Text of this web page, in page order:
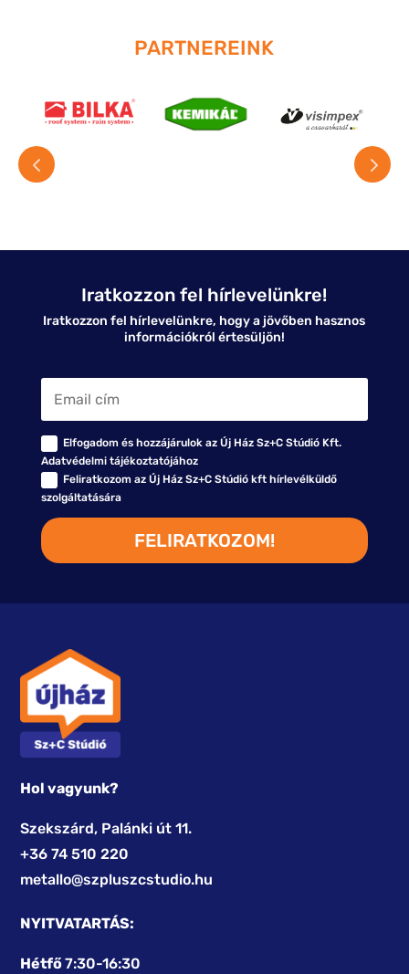
PARTNEREINK
Iratkozzon fel hírlevelünkre!
Iratkozzon fel hírlevelünkre, hogy a jövőben hasznos
információkról értesüljön!
Elfogadom és hozzájárulok az Új Ház Sz+C Stúdió Kft.
Adatvédelmi tájékoztatójához
Feliratkozom az Új Ház Sz+C Stúdió kft hírlevélküldő
szolgáltatására
FELIRATKOZOM!
Hol vagyunk?
Szekszárd, Palánki út 11.
+36 74 510 220
metallo@szpluszcstudio.hu
NYITVATARTÁS:
Hétfő7:30-16:30